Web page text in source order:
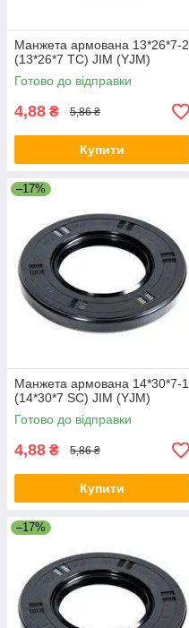
Манжета армована 13*26*7-2
(13*26*7 TC) JIM (YJM)
Готово до відправки
4,88 ₴ 5,86 ₴
Купити
–17%
Манжета армована 14*30*7-1
(14*30*7 SC) JIM (YJM)
Готово до відправки
4,88 ₴ 5,86 ₴
Купити
–17%